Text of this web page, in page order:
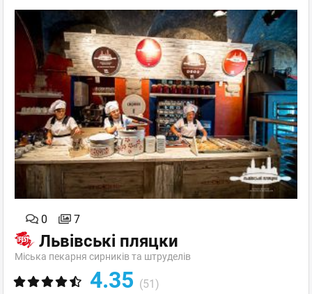
0 7
Львівські пляцки
Міська пекарня сирників та штруделів
4.35 (51)